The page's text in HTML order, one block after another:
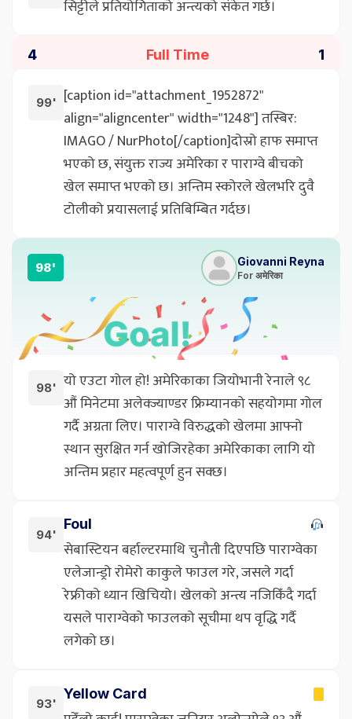
सिट्टीले प्रतियोगिताको अन्त्यको संकेत गर्छ।
4 Full Time 1
99' [caption id="attachment_1952872"
align="aligncenter" width="1248"] तस्बिर:
IMAGO / NurPhoto[/caption]दोस्रो हाफ समाप्त
भएको छ, संयुक्त राज्य अमेरिका र पाराग्वे बीचको
खेल समाप्त भएको छ। अन्तिम स्कोरले खेलभरि दुवै
टोलीको प्रयासलाई प्रतिबिम्बित गर्दछ।
98' Giovanni Reyna
For अमेरिका
98' यो एउटा गोल हो! अमेरिकाका जियोभानी रेनाले ९८
औं मिनेटमा अलेक्ज्याण्डर फ्रिम्यानको सहयोगमा गोल
गर्दै अग्रता लिए। पाराग्वे विरुद्धको खेलमा आफ्नो
स्थान सुरक्षित गर्न खोजिरहेका अमेरिकाका लागि यो
अन्तिम प्रहार महत्वपूर्ण हुन सक्छ।
94'
Foul
सेबास्टियन बर्हाल्टरमाथि चुनौती दिएपछि पाराग्वेका
एलेजान्ड्रो रोमेरो काकुले फाउल गरे, जसले गर्दा
रेफ्रीको ध्यान खिचियो। खेलको अन्त्य नजिकिँदै गर्दा
यसले पाराग्वेको फाउलको सूचीमा थप वृद्धि गर्दै
लगेको छ।
93'
Yellow Card